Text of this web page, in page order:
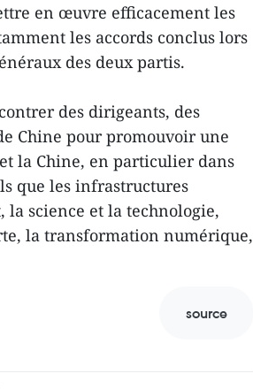
en œuvre efficacement les
les accords conclus lors
des deux partis.
des dirigeants, des
Chine pour promouvoir une
la Chine, en particulier dans
que les infrastructures
la science et la technologie,
la transformation numérique,
source